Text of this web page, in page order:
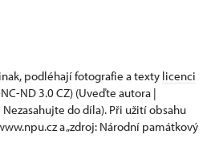
podléhají fotografie a texty licenci
NC-ND 3.0 CZ) (Uveďte autora |
do díla). Při užití obsahu
a „zdroj: Národní památkový